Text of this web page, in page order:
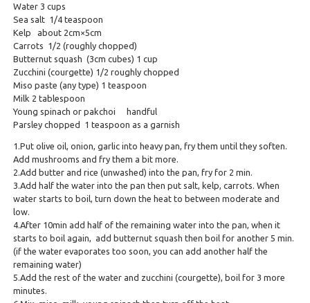
Water 3 cups
Sea salt 1/4 teaspoon
Kelp about 2cm×5cm
Carrots 1/2 (roughly chopped)
Butternut squash (3cm cubes) 1 cup
Zucchini (courgette) 1/2 roughly chopped
Miso paste (any type) 1 teaspoon
Milk 2 tablespoon
Young spinach or pakchoi handful
Parsley chopped 1 teaspoon as a garnish
1.Put olive oil, onion, garlic into heavy pan, fry them until they soften.
Add mushrooms and fry them a bit more.
2.Add butter and rice (unwashed) into the pan, fry for 2 min.
3.Add half the water into the pan then put salt, kelp, carrots. When
water starts to boil, turn down the heat to between moderate and
low.
4.After 10min add half of the remaining water into the pan, when it
starts to boil again, add butternut squash then boil for another 5 min.
(if the water evaporates too soon, you can add another half the
remaining water)
5.Add the rest of the water and zucchini (courgette), boil for 3 more
minutes.